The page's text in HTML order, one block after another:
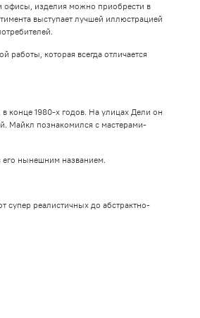
офисы, изделия можно приобрести в
выступает лучшей иллюстрацией
которая всегда отличается
конце 1980-х годов. На улицах Дели он
Майкл познакомился с мастерами-
его нынешним названием.
супер реалистичных до абстрактно-